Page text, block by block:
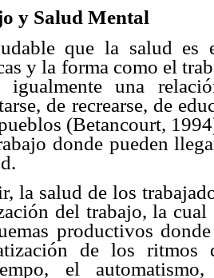
y Salud Mental
que la salud es
y la forma como el
igualmente una
de recrearse, de
(Betancourt,
donde pueden
la salud de los
del trabajo, la
productivos
de los
el